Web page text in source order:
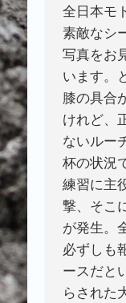
全日本モ
素敵なシ
写真をお
います。
膝の具合
けれど、
ないルー
杯の状況
練習に主
撃、そこ
が発生。
必ずしも
ースだと
らされた